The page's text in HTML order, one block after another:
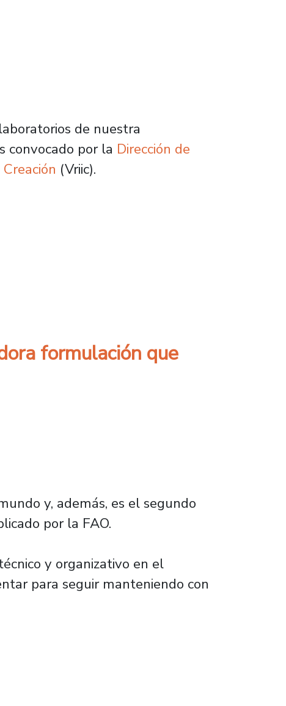
de nuestra
convocado por la Dirección de
(Vriic).
fortalecer proyectos y postulación a
formulación que
y, además, es el segundo
por la FAO.
y organizativo en el
para seguir manteniendo con